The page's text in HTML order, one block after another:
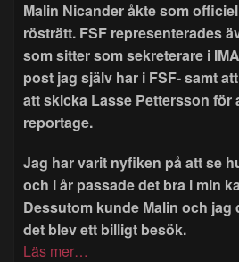
Malin Nicander åkte som
rösträtt. FSF representerades
som sitter som sekreterare i
post jag själv har i FSF- samt
att skicka Lasse Pettersson för
reportage.
Jag har varit nyfiken på att se
och i år passade det bra i min
Dessutom kunde Malin och jag
det blev ett billigt besök.
Läs mer…